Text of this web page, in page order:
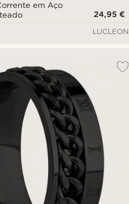
em Aço
24,95 €
LUCLEON